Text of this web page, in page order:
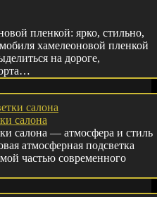
пленкой: ярко, стильно,
хамелеоновой пленкой
на дороге,
салона
салона — атмосфера и стиль
атмосферная подсветка
частью современного